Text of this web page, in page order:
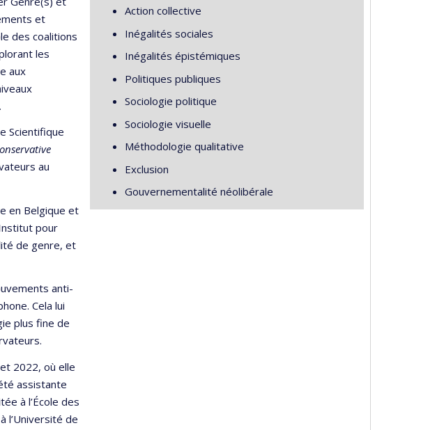
et
des coalitions
les
aux
Scientifique
au
en Belgique et
pour
de genre, et
anti-
Cela lui
plus fine de
2022, où elle
assistante
à l’École des
l’Université de
Action collective
Inégalités sociales
Inégalités épistémiques
Politiques publiques
Sociologie politique
Sociologie visuelle
Méthodologie qualitative
Exclusion
Gouvernementalité néolibérale